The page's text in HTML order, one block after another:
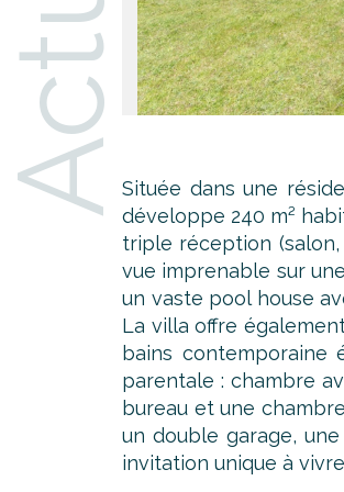
Située dans une
développe 240 m²
triple réception (salon,
vue imprenable sur
un vaste pool house
La villa offre
bains contemporaine
parentale : chambre
bureau et une
un double garage,
invitation unique à